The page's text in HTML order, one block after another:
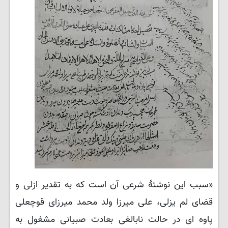
«سبب این نوشتهٔ شرعی آن است که به تقدیر ازلی و
قضای لم یزلی، علی میرزا ولد محمد میرزای قوچعلی
پاوه ای در حالت نابالغی بعادت صبیانی مشغول به